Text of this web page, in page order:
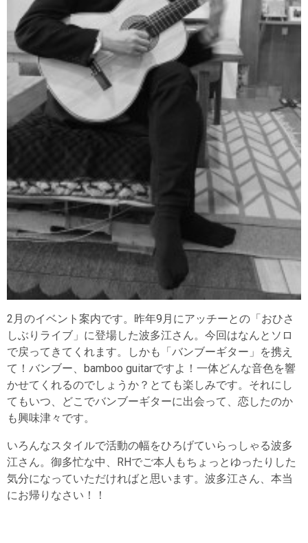
2月のイベント案内です。昨年9月にアッチーとの「おひさ
しぶりライブ」に登場した波多江さん。今回はなんとソロ
で戻ってきてくれます。しかも「バンブーギター」を携え
て！バンブー、bamboo guitarですよ！一体どんな音色を響
かせてくれるのでしょうか？とても楽しみです。それにし
てもいつ、どこでバンブーギターに出会って、恋したのか
も興味津々です。
いろんなスタイルで活動の幅をひろげていらっしゃる波多
江さん。御多忙な中、RHでご本人もちょっとゆったりした
気分になっていただければと思います。波多江さん、本当
にお帰りなさい！！